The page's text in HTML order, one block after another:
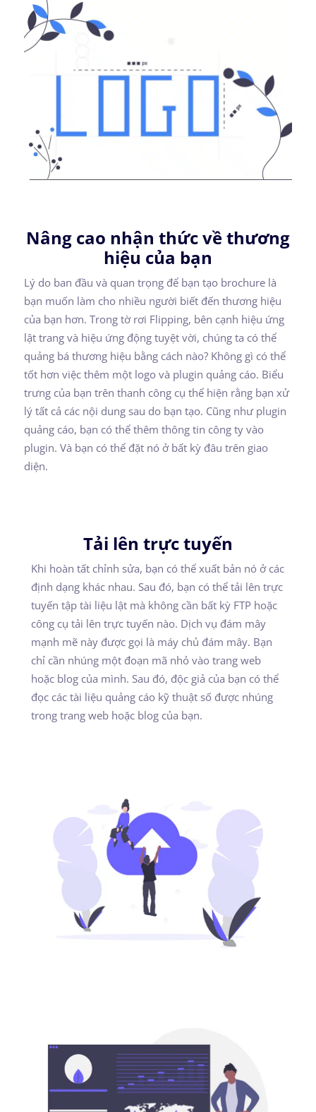
Nâng cao nhận thức về thương
hiệu của bạn
Lý do ban đầu và quan trọng để bạn tạo brochure là
bạn muốn làm cho nhiều người biết đến thương hiệu
của bạn hơn. Trong tờ rơi Flipping, bên cạnh hiệu ứng
lật trang và hiệu ứng động tuyệt vời, chúng ta có thể
quảng bá thương hiệu bằng cách nào? Không gì có thể
tốt hơn việc thêm một logo và plugin quảng cáo. Biểu
trưng của bạn trên thanh công cụ thể hiện rằng bạn xử
lý tất cả các nội dung sau do bạn tạo. Cũng như plugin
quảng cáo, bạn có thể thêm thông tin công ty vào
plugin. Và bạn có thể đặt nó ở bất kỳ đâu trên giao
diện.
Tải lên trực tuyến
Khi hoàn tất chỉnh sửa, bạn có thể xuất bản nó ở các
định dạng khác nhau. Sau đó, bạn có thể tải lên trực
tuyến tập tài liệu lật mà không cần bất kỳ FTP hoặc
công cụ tải lên trực tuyến nào. Dịch vụ đám mây
mạnh mẽ này được gọi là máy chủ đám mây. Bạn
chỉ cần nhúng một đoạn mã nhỏ vào trang web
hoặc blog của mình. Sau đó, độc giả của bạn có thể
đọc các tài liệu quảng cáo kỹ thuật số được nhúng
trong trang web hoặc blog của bạn.